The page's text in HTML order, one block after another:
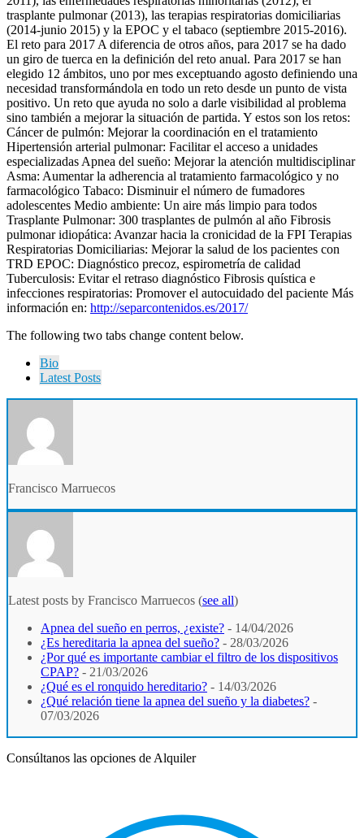
trasplante pulmonar (2013), las terapias respiratorias domiciliarias
(2014-junio 2015) y la EPOC y el tabaco (septiembre 2015-2016).
El reto para 2017 A diferencia de otros años, para 2017 se ha dado
un giro de tuerca en la definición del reto anual. Para 2017 se han
elegido 12 ámbitos, uno por mes exceptuando agosto definiendo una
necesidad transformándola en todo un reto desde un punto de vista
positivo. Un reto que ayuda no solo a darle visibilidad al problema
sino también a mejorar la situación de partida. Y estos son los retos:
Cáncer de pulmón: Mejorar la coordinación en el tratamiento
Hipertensión arterial pulmonar: Facilitar el acceso a unidades
especializadas Apnea del sueño: Mejorar la atención multidisciplinar
Asma: Aumentar la adherencia al tratamiento farmacológico y no
farmacológico Tabaco: Disminuir el número de fumadores
adolescentes Medio ambiente: Un aire más limpio para todos
Trasplante Pulmonar: 300 trasplantes de pulmón al año Fibrosis
pulmonar idiopática: Avanzar hacia la cronicidad de la FPI Terapias
Respiratorias Domiciliarias: Mejorar la salud de los pacientes con
TRD EPOC: Diagnóstico precoz, espirometría de calidad
Tuberculosis: Evitar el retraso diagnóstico Fibrosis quística e
infecciones respiratorias: Promover el autocuidado del paciente Más
información en: http://separcontenidos.es/2017/
The following two tabs change content below.
Bio
Latest Posts
Francisco Marruecos
Latest posts by Francisco Marruecos (see all)
Apnea del sueño en perros, ¿existe? - 14/04/2026
¿Es hereditaria la apnea del sueño? - 28/03/2026
¿Por qué es importante cambiar el filtro de los dispositivos
CPAP? - 21/03/2026
¿Qué es el ronquido hereditario? - 14/03/2026
¿Qué relación tiene la apnea del sueño y la diabetes? -
07/03/2026
Consúltanos las opciones de Alquiler